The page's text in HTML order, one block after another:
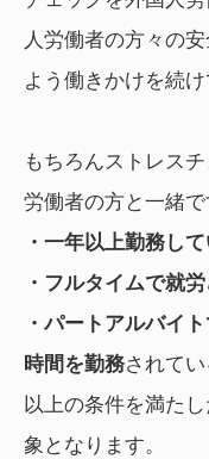
人労働者の方々の
よう働きかけを続け
もちろんストレス
労働者の方と一緒で
・一年以上勤務し
・フルタイムで就
・パートアルバイ
時間を勤務されて
以上の条件を満た
象となります。